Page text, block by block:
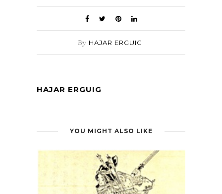
By HAJAR ERGUIG
HAJAR ERGUIG
YOU MIGHT ALSO LIKE